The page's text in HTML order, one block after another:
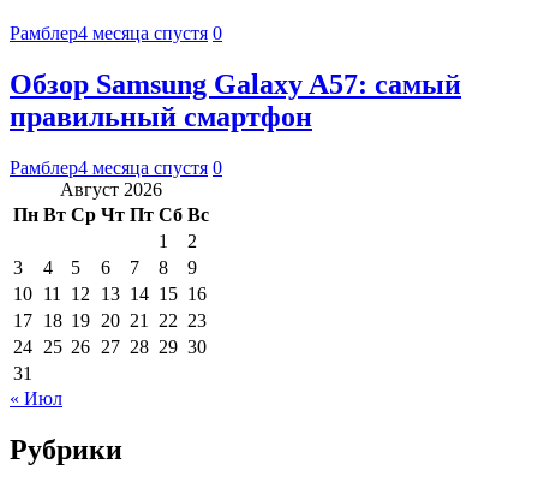
Рамблер4 месяца спустя 0
Обзор Samsung Galaxy A57: самый
правильный смартфон
Рамблер4 месяца спустя 0
Август 2026
Пн Вт Ср Чт Пт Сб Вс
1
2
3
4 5 6 7 8
9
10 11 12 13 14 15 16
17 18 19 20 21 22 23
24 25 26 27 28 29 30
31
« Июл
Рубрики